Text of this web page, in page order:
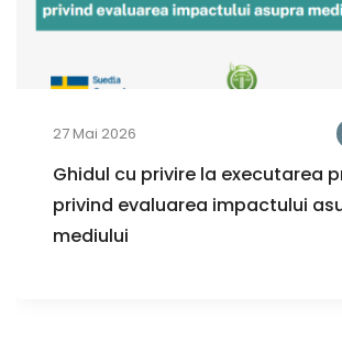
27 Mai 2026
Ghidul cu privire la executarea
privind evaluarea impactului
mediului